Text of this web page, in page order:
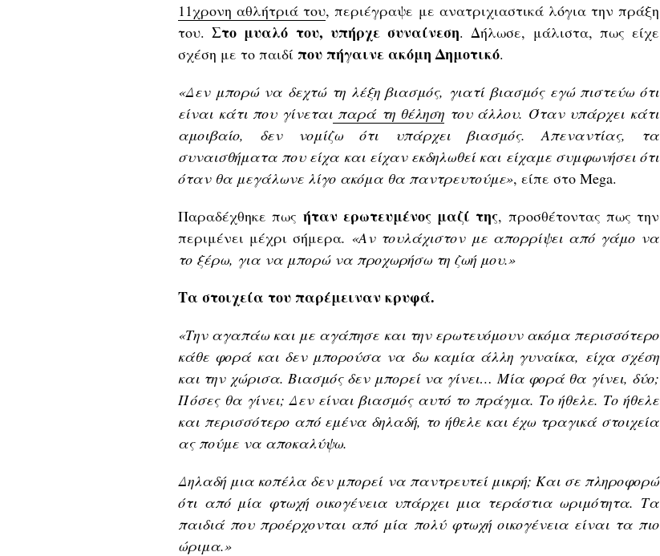
11χρονη αθλήτριά του, περιέγραψε με ανατριχιαστικά λόγια την πράξη
του. Στο μυαλό του, υπήρχε συναίνεση. Δήλωσε, μάλιστα, πως είχε
σχέση με το παιδί που πήγαινε ακόμη Δημοτικό.
«Δεν μπορώ να δεχτώ τη λέξη βιασμός, γιατί βιασμός εγώ πιστεύω ότι
είναι κάτι που γίνεταιπαρά τη θέληση του άλλου. Όταν υπάρχει κάτι
αμοιβαίο, δεν νομίζω ότι υπάρχει βιασμός. Απεναντίας, τα
συναισθήματα που είχα και είχαν εκδηλωθεί και είχαμε συμφωνήσει ότι
όταν θα μεγάλωνε λίγο ακόμα θα παντρευτούμε», είπε στο Mega.
Παραδέχθηκε πως ήταν ερωτευμένος μαζί της, προσθέτοντας πως την
περιμένει μέχρι σήμερα. «Αν τουλάχιστον με απορρίψει από γάμο να
το ξέρω, για να μπορώ να προχωρήσω τη ζωή μου.»
Τα στοιχεία του παρέμειναν κρυφά.
«Την αγαπάω και με αγάπησε και την ερωτευόμουν ακόμα περισσότερο
κάθε φορά και δεν μπορούσα να δω καμία άλλη γυναίκα, είχα σχέση
και την χώρισα. Βιασμός δεν μπορεί να γίνει… Μία φορά θα γίνει, δύο;
Πόσες θα γίνει; Δεν είναι βιασμός αυτό το πράγμα. Το ήθελε. Το ήθελε
και περισσότερο από εμένα δηλαδή, το ήθελε και έχω τραγικά στοιχεία
ας πούμε να αποκαλύψω.
Δηλαδή μια κοπέλα δεν μπορεί να παντρευτεί μικρή; Και σε πληροφορώ
ότι από μία φτωχή οικογένεια υπάρχει μια τεράστια ωριμότητα. Τα
παιδιά που προέρχονται από μία πολύ φτωχή οικογένεια είναι τα πιο
ώριμα.»